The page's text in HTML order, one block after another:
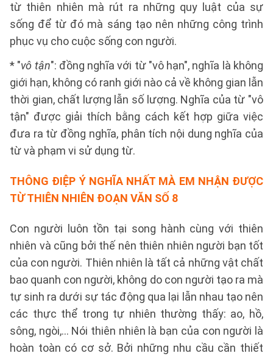
từ thiên nhiên mà rút ra những quy luật của sự
sống để từ đó mà sáng tạo nên những công trình
phục vụ cho cuộc sống con người.
* "vô tận": đồng nghĩa với từ "vô hạn", nghĩa là không
giới hạn, không có ranh giới nào cả về không gian lẫn
thời gian, chất lượng lẫn số lượng. Nghĩa của từ "vô
tận" được giải thích bằng cách kết hợp giữa việc
đưa ra từ đồng nghĩa, phân tích nội dung nghĩa của
từ và phạm vi sử dụng từ.
THÔNG ĐIỆP Ý NGHĨA NHẤT MÀ EM NHẬN ĐƯỢC
TỪ THIÊN NHIÊN ĐOẠN VĂN SỐ 8
Con người luôn tồn tại song hành cùng với thiên
nhiên và cũng bởi thế nên thiên nhiên người bạn tốt
của con người. Thiên nhiên là tất cả những vật chất
bao quanh con người, không do con người tạo ra mà
tự sinh ra dưới sự tác động qua lại lẫn nhau tạo nên
các thực thể trong tự nhiên thường thấy: ao, hồ,
sông, ngòi,... Nói thiên nhiên là bạn của con người là
hoàn toàn có cơ sở. Bởi những nhu cầu cần thiết